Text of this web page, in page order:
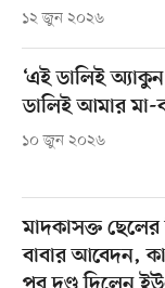
১২ জুন ২০২৬
‘এই ডালিই
ডালিই আমার মা-
১০ জুন ২০২৬
মাদকাসক্ত ছেলের
বাবার আবেদন,